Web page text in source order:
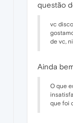
questão
vc
de vc,
Ainda
O que
que foi